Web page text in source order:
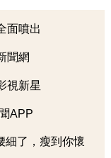
面噴出
聞網
視新星
APP
細了，瘦到你懷